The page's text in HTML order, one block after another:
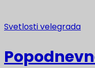
Svetlosti velegrada